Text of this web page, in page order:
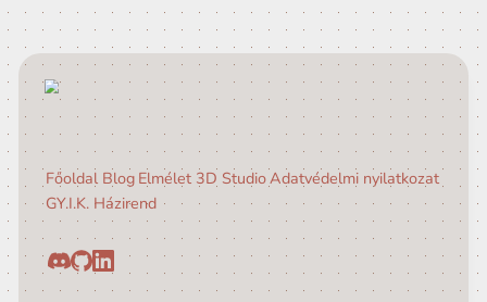
2D Platformer Kontroller (Félkész)
Karakter követő kamera (Csak kód)